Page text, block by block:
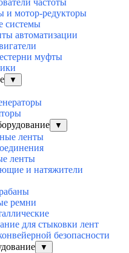
частоты
и мотор-редукторы
системы
автоматизации
муфты
▼
▼
ленты
ленты
и натяжители
ремни
для стыковки лент
безопасности
▼